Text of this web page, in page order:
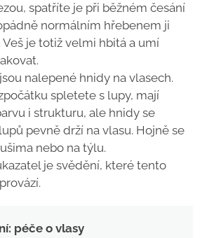
spatříte je při běžném česání
normálním hřebenem ji
Veš je totiž velmi hbitá a umí
nalepené hnidy na vlasech.
spletete s lupy, mají
i strukturu, ale hnidy se
pevně drží na vlasu. Hojně se
nebo na týlu.
je svědění, které tento
péče o vlasy